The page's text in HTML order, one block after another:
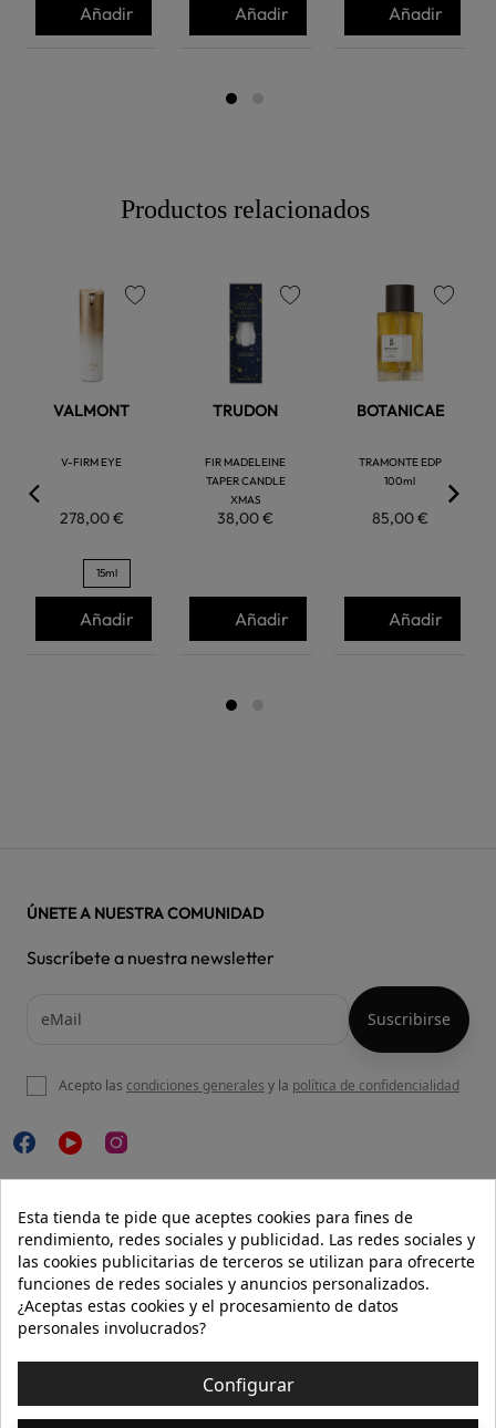
Añadir Añadir Añadir
Productos relacionados
VALMONT
V-FIRM EYE
278,00 €
15ml
Añadir
TRUDON
FIR MADELEINE
TAPER CANDLE
XMAS
38,00 €
Añadir
BOTANICAE
TRAMONTE EDP
100ml
85,00 €
Añadir
NUESTRA WEB
AYUDA
INFORMACIÓN 
ÚNETE A NUESTRA COMUNIDAD
Suscríbete a nuestra newsletter
Acepto las condiciones generales y la política de confidencialidad
Esta tienda te pide que aceptes cookies para fines de
rendimiento, redes sociales y publicidad. Las redes sociales y
las cookies publicitarias de terceros se utilizan para ofrecerte
funciones de redes sociales y anuncios personalizados.
¿Aceptas estas cookies y el procesamiento de datos
personales involucrados?
Configurar